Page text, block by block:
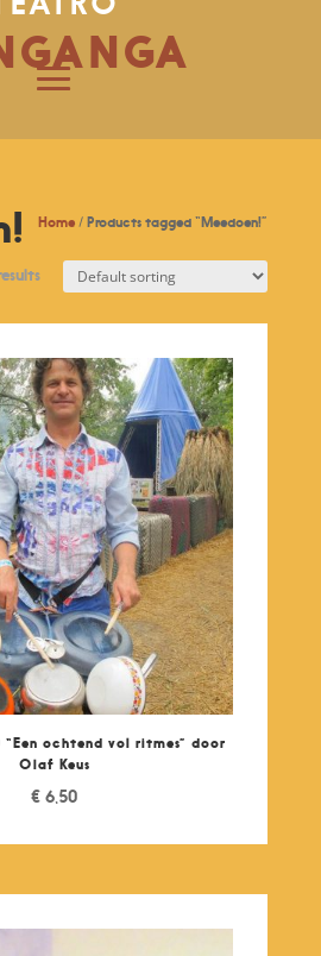
Home / Products tagged “Meedoen!”
ochtend vol ritmes” door
Olaf Keus
€ 6,50